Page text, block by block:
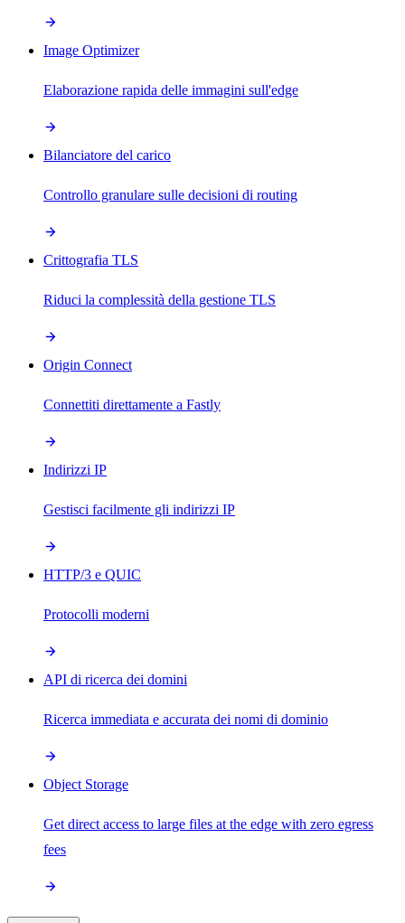
Image Optimizer
Elaborazione rapida delle immagini sull'edge
Bilanciatore del carico
Controllo granulare sulle decisioni di routing
Crittografia TLS
Riduci la complessità della gestione TLS
Origin Connect
Connettiti direttamente a Fastly
Indirizzi IP
Gestisci facilmente gli indirizzi IP
HTTP/3 e QUIC
Protocolli moderni
API di ricerca dei domini
Ricerca immediata e accurata dei nomi di dominio
Object Storage
Get direct access to large files at the edge with zero egress
fees